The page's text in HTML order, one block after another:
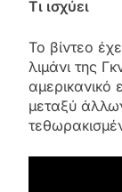
Τι ισχύει
Το βίντεο
λιμάνι της
αμερικανικό
μεταξύ